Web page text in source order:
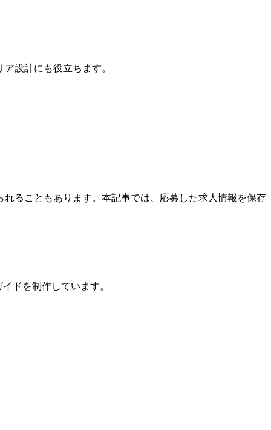
設計にも役立ちます。
ることもあります。本記事では、応募した求人情報を保存
ドを制作しています。